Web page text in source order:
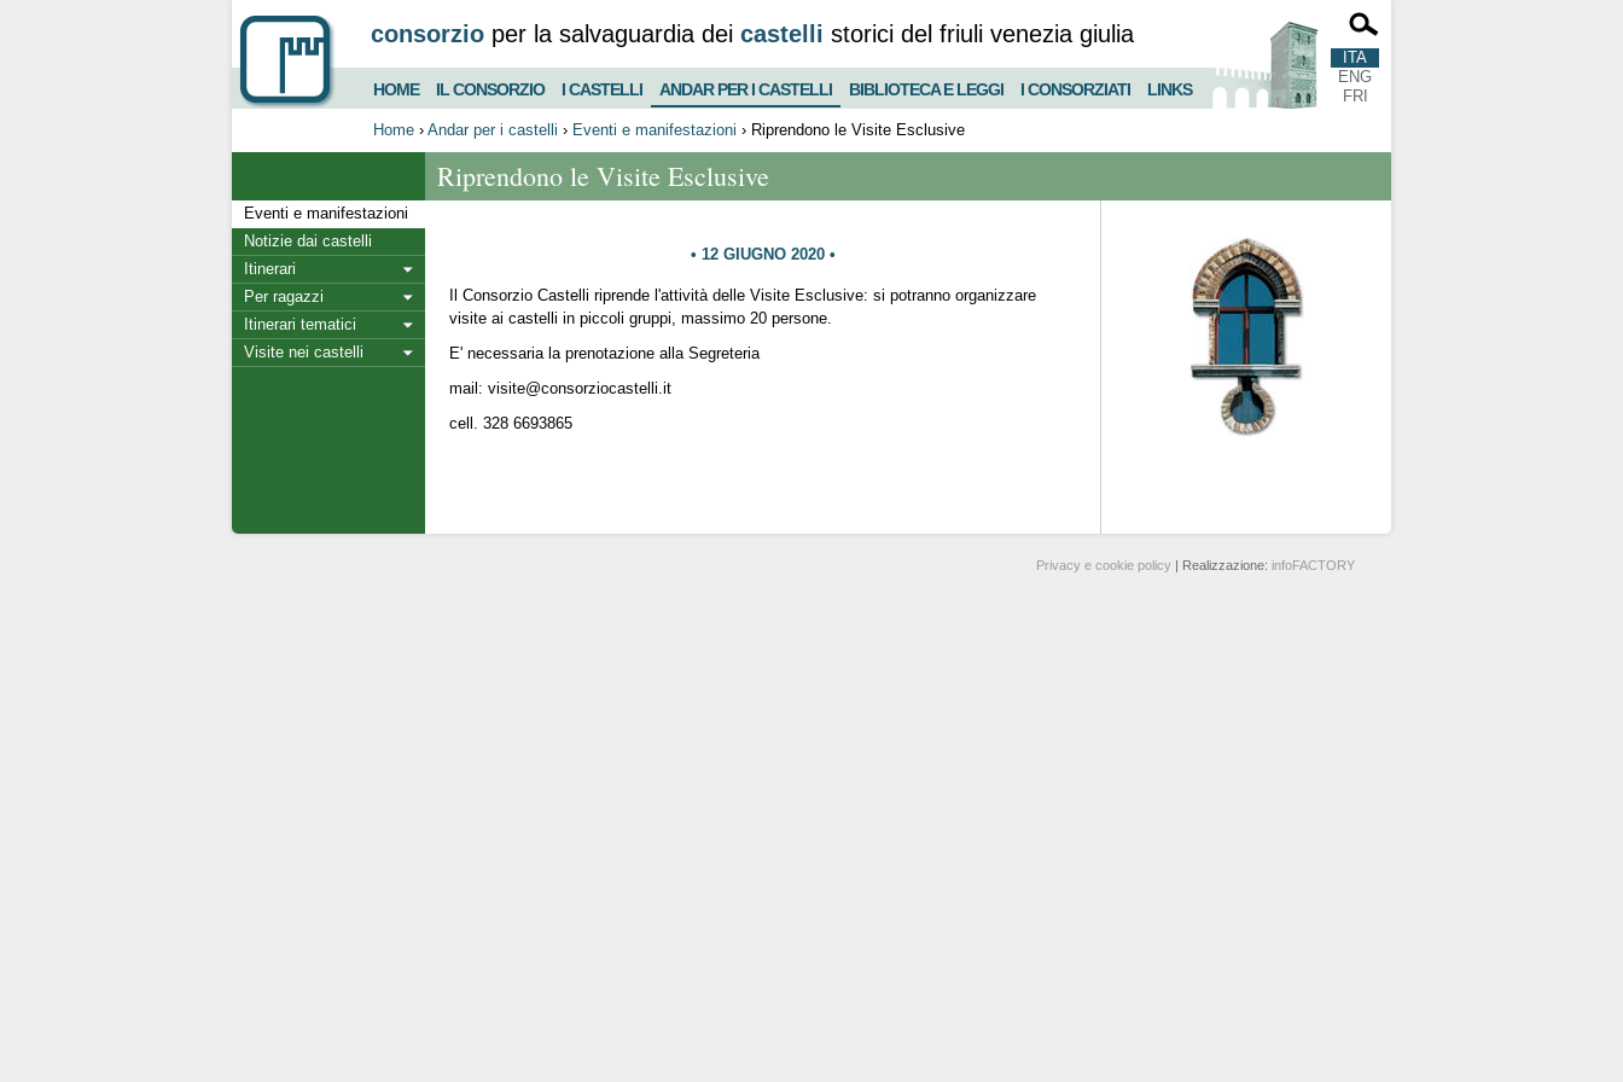
consorzio per la salvaguardia dei castelli storici del friuli venezia giulia
HOME IL CONSORZIO I CASTELLI ANDAR PER I CASTELLI BIBLIOTECA E LEGGI I CONSORZIATI LINKS
ITA
ENG
FRI
Home › Andar per i castelli › Eventi e manifestazioni › Riprendono le Visite Esclusive
Eventi e manifestazioni
Notizie dai castelli
Itinerari
Per ragazzi
Itinerari tematici
Visite nei castelli
Riprendono le Visite Esclusive
12 GIUGNO 2020
Il Consorzio Castelli riprende l'attività delle Visite Esclusive: si potranno organizzare
visite ai castelli in piccoli gruppi, massimo 20 persone.
E' necessaria la prenotazione alla Segreteria
mail: visite@consorziocastelli.it
cell. 328 6693865
Privacy e cookie policy | Realizzazione: infoFACTORY